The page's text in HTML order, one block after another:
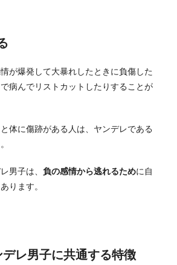
が爆発して大暴れしたときに負傷した
病んでリストカットしたりすることが
体に傷跡がある人は、ヤンデレである
男子は、 負の感情から逃れるために自
ります。
デレ男子に共通する特徴